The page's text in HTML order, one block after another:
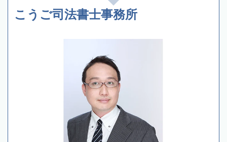
こうご司法書士事務所